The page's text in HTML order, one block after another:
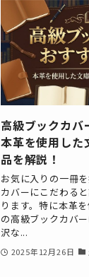
高級ブックカバ
本革を使用した
品を解説！
お気に入りの一冊
カバーにこだわる
ります。特に本革
の高級ブックカバ
沢な...
2025年12月26日